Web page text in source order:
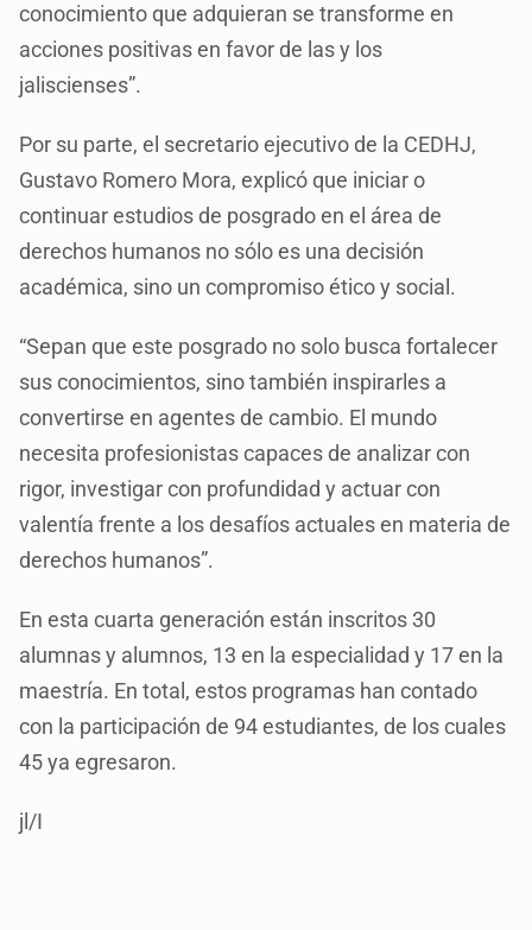
conocimiento que adquieran se transforme en
acciones positivas en favor de las y los
jaliscienses”.
Por su parte, el secretario ejecutivo de la CEDHJ,
Gustavo Romero Mora, explicó que iniciar o
continuar estudios de posgrado en el área de
derechos humanos no sólo es una decisión
académica, sino un compromiso ético y social.
“Sepan que este posgrado no solo busca fortalecer
sus conocimientos, sino también inspirarles a
convertirse en agentes de cambio. El mundo
necesita profesionistas capaces de analizar con
rigor, investigar con profundidad y actuar con
valentía frente a los desafíos actuales en materia de
derechos humanos”.
En esta cuarta generación están inscritos 30
alumnas y alumnos, 13 en la especialidad y 17 en la
maestría. En total, estos programas han contado
con la participación de 94 estudiantes, de los cuales
45 ya egresaron.
jl/I